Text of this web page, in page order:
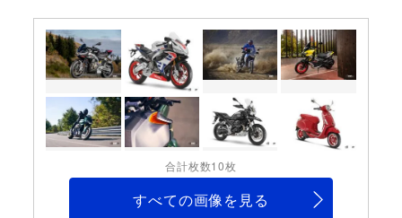
合計枚数10枚
すべての画像を見る